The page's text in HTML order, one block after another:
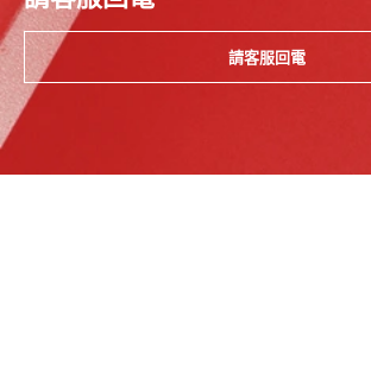
請客服回電